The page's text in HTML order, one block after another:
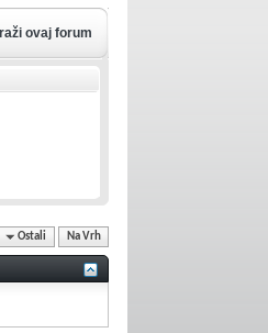
ovaj forum
Ostali Na Vrh